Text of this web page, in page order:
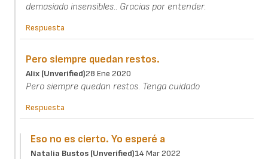
demasiado insensibles.. Gracias por entender.
Respuesta
Pero siempre quedan restos.
Alix (unverified)28 Ene 2020
Pero siempre quedan restos. Tenga cuidado
Respuesta
Eso no es cierto. Yo esperé a
Natalia Bustos (unverified)14 Mar 2022